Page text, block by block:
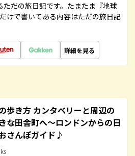
だの旅日記です。たまたま『地球
けで書いてある内容はただの旅日記
詳細を見る
歩き方 カンタベリーと周辺の
な田舎町へ～ロンドンからの日
さんぽガイド♪